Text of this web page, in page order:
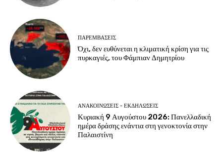
ΠΑΡΕΜΒΑΣΕΙΣ
Όχι, δεν ευθύνεται η κλιματική κρίση για τις
πυρκαγιές, του Φάμπιαν Δημητρίου
ΑΝΑΚΟΙΝΩΣΕΙΣ - ΕΚΔΗΛΩΣΕΙΣ
Κυριακή 9 Αυγούστου 2026: Πανελλαδική
ημέρα δράσης ενάντια στη γενοκτονία στην
Παλαιστίνη